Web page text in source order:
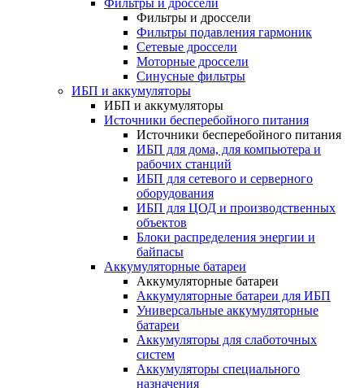
Фильтры и дроссели
Фильтры и дроссели
Фильтры подавления гармоник
Сетевые дроссели
Моторные дроссели
Синусные фильтры
ИБП и аккумуляторы
ИБП и аккумуляторы
Источники бесперебойного питания
Источники бесперебойного питания
ИБП для дома, для компьютера и
рабочих станций
ИБП для сетевого и серверного
оборудования
ИБП для ЦОД и производственных
объектов
Блоки распределения энергии и
байпасы
Аккумуляторные батареи
Аккумуляторные батареи
Аккумуляторные батареи для ИБП
Универсальные аккумуляторные
батареи
Аккумуляторы для слаботочных
систем
Аккумуляторы специального
назначения